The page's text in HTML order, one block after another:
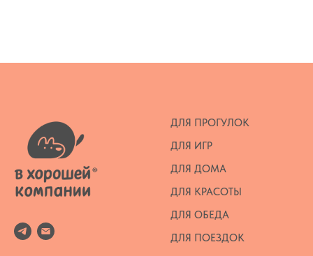
ДЛЯ ПРОГУЛОК
ДЛЯ ИГР
ДЛЯ ДОМА
ДЛЯ КРАСОТЫ
ДЛЯ ОБЕДА
ДЛЯ ПОЕЗДОК